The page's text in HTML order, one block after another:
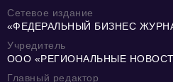
Сетевое издание
«ФЕДЕРАЛЬНЫЙ БИЗНЕС
Учредитель
ООО «РЕГИОНАЛЬНЫЕ
Главный редактор